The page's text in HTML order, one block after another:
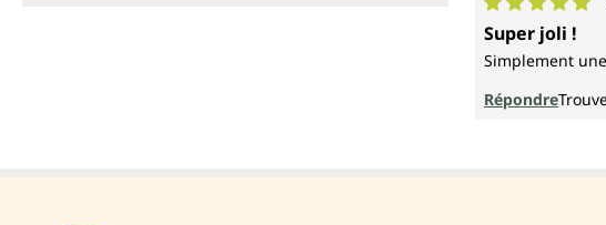
Note
Super joli !
Simplement
Répondre